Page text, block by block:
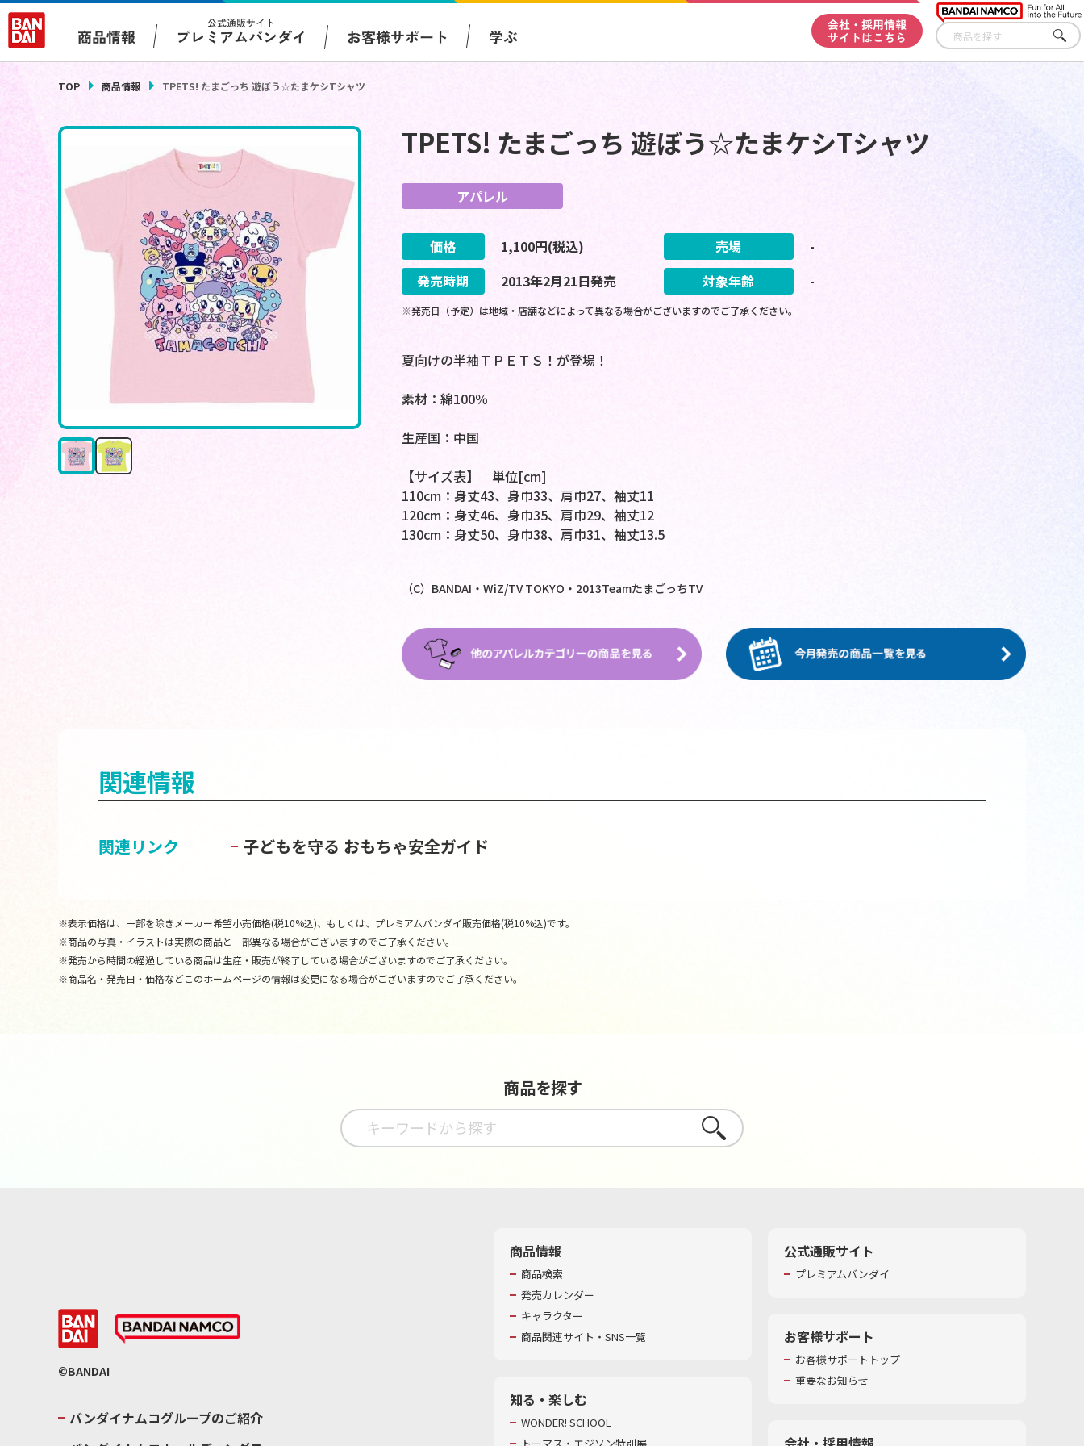
商品情報
公式通販サイト
プレミアムバンダイ お客様サポート 学ぶ
会社・採用情報
サイトはこちら
さが
す
TOP 商品情報 TPETS! たまごっち 遊ぼう☆たまケシTシャツ
TPETS! たまごっち 遊ぼう☆たまケシTシャツ
アパレル
価格 1,100円(税込) 売場
-
発売時期
2013年2月21日発売 対象年齢 -
※発売日（予定）は地域・店舗などによって異なる場合がございますのでご了承ください。
夏向けの半袖ＴＰＥＴＳ！が登場！
素材：綿100％
生産国：中国
【サイズ表】 単位[cm]
110cm：身丈43、身巾33、肩巾27、袖丈11
120cm：身丈46、身巾35、肩巾29、袖丈12
130cm：身丈50、身巾38、肩巾31、袖丈13.5
（C）BANDAI・WiZ/TV TOKYO・2013TeamたまごっちTV
関連情報
関連リンク 子どもを守る おもちゃ安全ガイド
※表示価格は、一部を除きメーカー希望小売価格(税10%込)、もしくは、プレミアムバンダイ販売価格(税10%込)です。
※商品の写真・イラストは実際の商品と一部異なる場合がございますのでご了承ください。
※発売から時間の経過している商品は生産・販売が終了している場合がございますのでご了承ください。
※商品名・発売日・価格などこのホームページの情報は変更になる場合がございますのでご了承ください。
商品を探す
さがす
©BANDAI
バンダイナムコグループのご紹介
商品情報
商品検索
発売カレンダー
キャラクター
商品関連サイト・SNS一覧
知る・楽しむ
WONDER! SCHOOL
公式通販サイト
プレミアムバンダイ
お客様サポート
お客様サポートトップ
重要なお知らせ